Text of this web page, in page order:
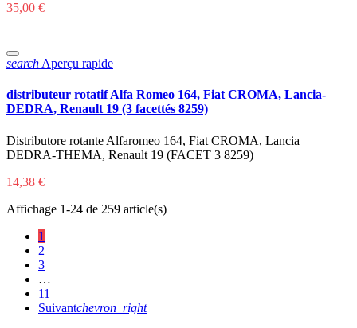
35,00 €
search Aperçu rapide
distributeur rotatif Alfa Romeo 164, Fiat CROMA, Lancia-
DEDRA, Renault 19 (3 ​​facettés 8259)
Distributore rotante Alfaromeo 164, Fiat CROMA, Lancia
DEDRA-THEMA, Renault 19 (FACET 3 8259)
14,38 €
Affichage 1-24 de 259 article(s)
1
2
3
…
11
Suivantchevron_right